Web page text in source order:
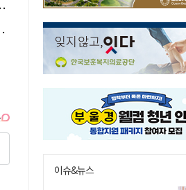
이슈&뉴스